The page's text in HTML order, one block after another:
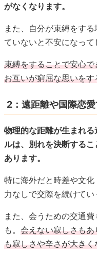
がなくなります。
また、自分が束縛をす
ていないと不安になって
束縛をすることで安心
お互いが窮屈な思いを
2：遠距離や国際恋
物理的な距離が生まれ
ルは、別れを決断する
あります。
特に海外だと時差や文
力なしで交際を続けてい
また、会うための交通
も。 会えない寂しさも
も寂しさや辛さが大き